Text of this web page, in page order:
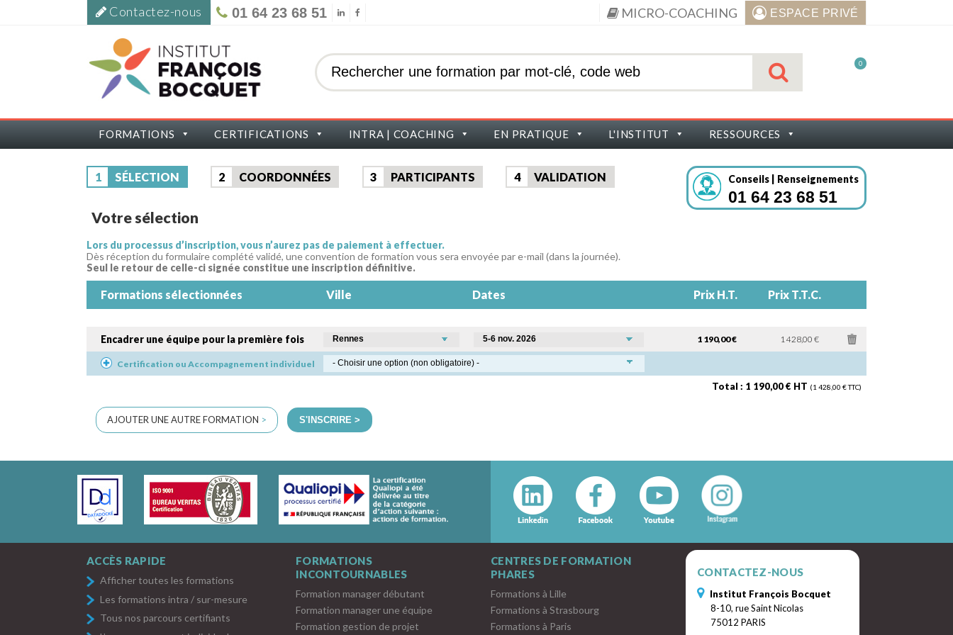
Contactez-nous 01 64 23 68 51 MICRO-COACHING ESPACE PRIVÉ
0
FORMATIONS CERTIFICATIONS INTRA | COACHING EN PRATIQUE L'INSTITUT RESSOURCES
1 SÉLECTION 2 COORDONNÉES 3 PARTICIPANTS 4 VALIDATION Conseils | Renseignements
01 64 23 68 51
Votre sélection
Lors du processus d’inscription, vous n’aurez pas de paiement à effectuer.
Dès réception du formulaire complété validé, une convention de formation vous sera envoyée par e-mail (dans la journée).
Seul le retour de celle-ci signée constitue une inscription définitive.
Formations sélectionnées Ville Dates Prix H.T. Prix T.T.C.
Total : 1 190,00 € HT (1 428,00 € TTC)
Encadrer une équipe pour la première fois 1 190,00 € 1 428,00 €
Certification ou Accompagnement individuel
AJOUTER UNE AUTRE FORMATION > S'INSCRIRE >
ACCÈS RAPIDE
Afficher toutes les formations
Les formations intra / sur-mesure
Tous nos parcours certifiants
FORMATIONS
INCONTOURNABLES
Formation manager débutant
Formation manager une équipe
Formation gestion de projet
CENTRES DE FORMATION
PHARES
Formations à Lille
Formations à Strasbourg
Formations à Paris
CONTACTEZ-NOUS
Institut François Bocquet
8-10, rue Saint Nicolas
75012 PARIS